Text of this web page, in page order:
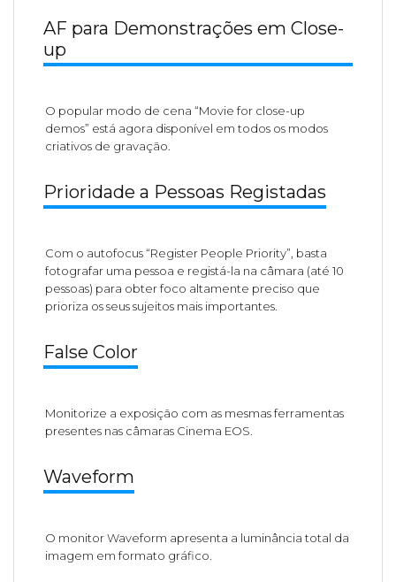
AF para Demonstrações em Close-
up
O popular modo de cena “Movie for close-up
demos” está agora disponível em todos os modos
criativos de gravação.
Prioridade a Pessoas Registadas
Com o autofocus “Register People Priority”, basta
fotografar uma pessoa e registá-la na câmara (até 10
pessoas) para obter foco altamente preciso que
prioriza os seus sujeitos mais importantes.
False Color
Monitorize a exposição com as mesmas ferramentas
presentes nas câmaras Cinema EOS.
Waveform
O monitor Waveform apresenta a luminância total da
imagem em formato gráfico.